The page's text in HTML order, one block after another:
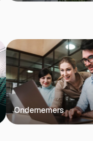
Ondernemers